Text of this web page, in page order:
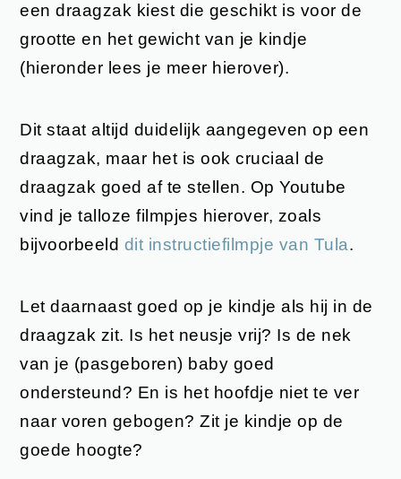
een draagzak kiest die geschikt is voor de
grootte en het gewicht van je kindje
(hieronder lees je meer hierover).
Dit staat altijd duidelijk aangegeven op een
draagzak, maar het is ook cruciaal de
draagzak goed af te stellen. Op Youtube
vind je talloze filmpjes hierover, zoals
bijvoorbeeld dit instructiefilmpje van Tula.
Let daarnaast goed op je kindje als hij in de
draagzak zit. Is het neusje vrij? Is de nek
van je (pasgeboren) baby goed
ondersteund? En is het hoofdje niet te ver
naar voren gebogen? Zit je kindje op de
goede hoogte?